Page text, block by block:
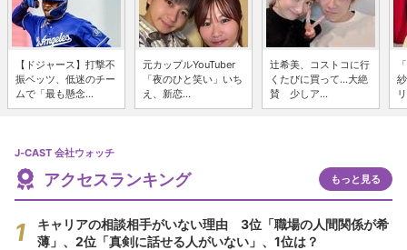
【ドジャース】打撃不
振ベッツ、低迷のチー
ムで「最も懸念...
元カップルYouTuber
「夜のひと笑い」いち
え、新恋...
辻希美、コストコに行
くたびに買って...大絶
賛 少しア...
J-CAST 会社ウォッチ
アクセスランキング もっと見る
キャリアの相談相手がいない理由 3位「職場の人間関係が希
薄」、2位「真剣に話せる人がいない」、1位は？